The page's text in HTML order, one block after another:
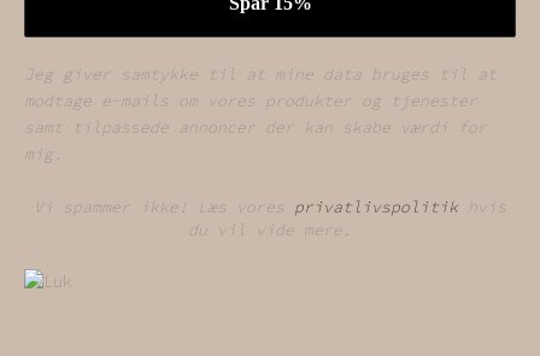
Jeg giver samtykke til at mine data bruges til at
modtage e-mails om vores produkter og tjenester
samt tilpassede annoncer der kan skabe værdi for
mig.
Vi spammer ikke! Læs vores privatlivspolitik hvis
du vil vide mere.